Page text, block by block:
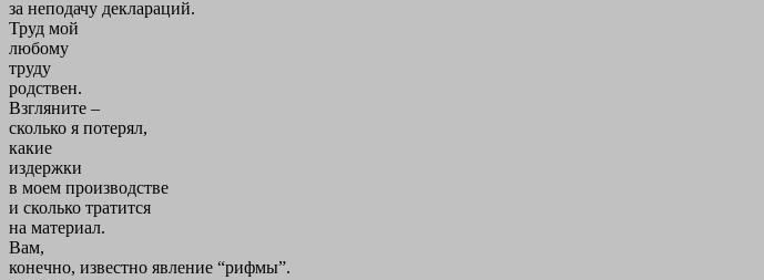
за неподачу деклараций.
Труд мой
любому
труду
родствен.
Взгляните –
сколько я потерял,
какие
издержки
в моем производстве
и сколько тратится
на материал.
Вам,
конечно, известно явление “рифмы”.